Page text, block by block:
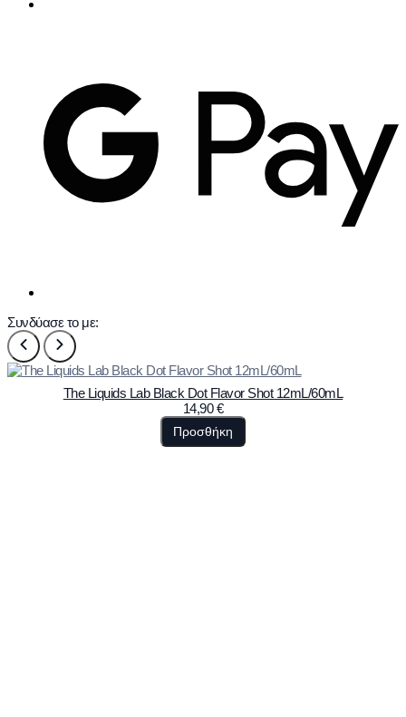
Συνδύασε το με:
The Liquids Lab Black Dot Flavor Shot 12mL/60mL
14,90€
Προσθήκη